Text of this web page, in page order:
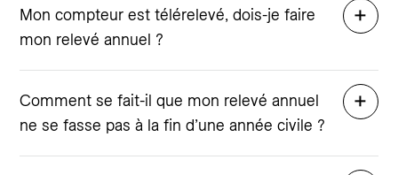
Mon compteur est télérelevé, dois-je faire
mon relevé annuel ?
Comment se fait-il que mon relevé annuel
ne se fasse pas à la fin d’une année civile ?